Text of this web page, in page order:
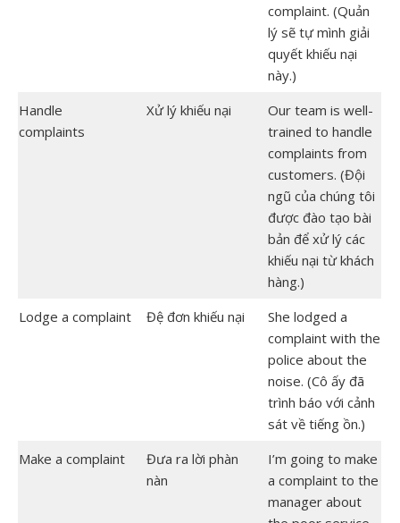
complaint. (Quản
lý sẽ tự mình giải
quyết khiếu nại
này.)
Handle
complaints
Xử lý khiếu nại
Our team is well-
trained to handle
complaints from
customers. (Đội
ngũ của chúng tôi
được đào tạo bài
bản để xử lý các
khiếu nại từ khách
hàng.)
Lodge a complaint
Đệ đơn khiếu nại
She lodged a
complaint with the
police about the
noise. (Cô ấy đã
trình báo với cảnh
sát về tiếng ồn.)
Make a complaint
Đưa ra lời phàn
nàn
I’m going to make
a complaint to the
manager about